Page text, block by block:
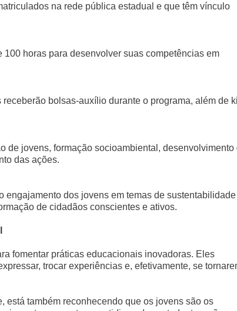
na rede pública estadual e que têm vínculo
horas para desenvolver suas competências em
bolsas-auxílio durante o programa, além de
de jovens, formação socioambiental, desenvolvimento
das ações.
dos jovens em temas de
de cidadãos conscientes e ativos.
fomentar práticas educacionais inovadoras. Eles
trocar experiências e, efetivamente, se
está também reconhecendo que os jovens são os